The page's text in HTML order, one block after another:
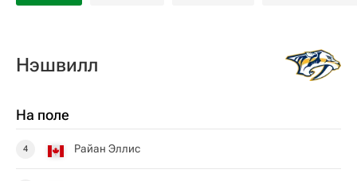
Нэшвилл
На поле
4 Райан Эллис